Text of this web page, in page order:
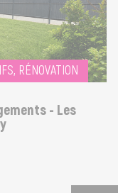
RÉNOVATION
- Les